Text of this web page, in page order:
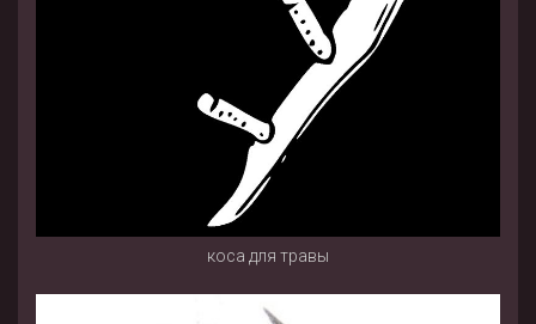
коса для травы